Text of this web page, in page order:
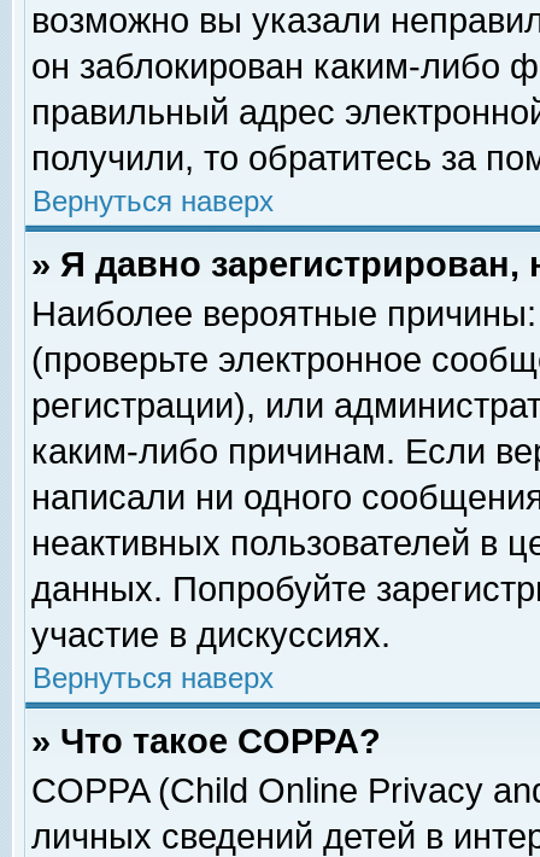
возможно вы указали
он заблокирован каким-либо
правильный адрес
получили, то обратитесь за
Вернуться наверх
» Я давно
Наиболее вероятные
(проверьте электронное
регистрации), или
каким-либо причинам. Если
написали ни одного
неактивных пользователей в
данных. Попробуйте
участие в дискуссиях.
Вернуться наверх
» Что такое COPPA?
COPPA (Child Online Privacy
личных сведений детей в